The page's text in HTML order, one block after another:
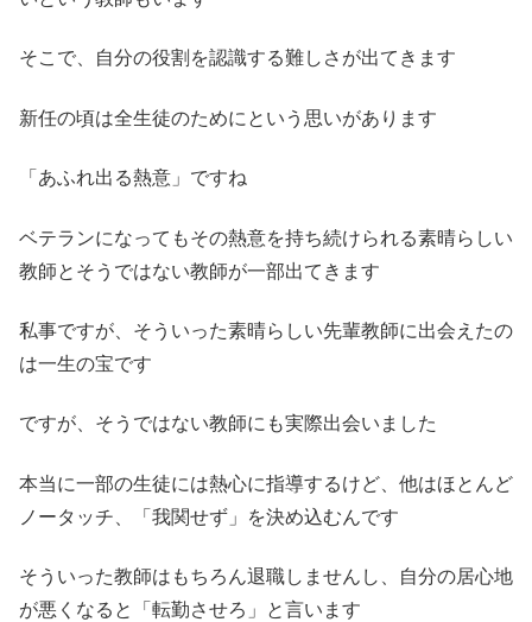
そこで、自分の役割を認識する難しさが出てきます
新任の頃は全生徒のためにという思いがあります
「あふれ出る熱意」ですね
ベテランになってもその熱意を持ち続けられる素晴らしい
教師とそうではない教師が一部出てきます
私事ですが、そういった素晴らしい先輩教師に出会えたの
は一生の宝です
ですが、そうではない教師にも実際出会いました
本当に一部の生徒には熱心に指導するけど、他はほとんど
ノータッチ、「我関せず」を決め込むんです
そういった教師はもちろん退職しませんし、自分の居心地
が悪くなると「転勤させろ」と言います